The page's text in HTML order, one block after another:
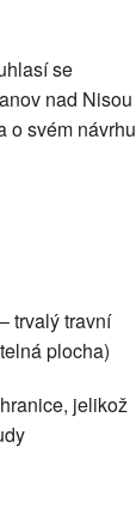
se
nad Nisou
o svém návrhu
trvalý travní
plocha)
jelikož